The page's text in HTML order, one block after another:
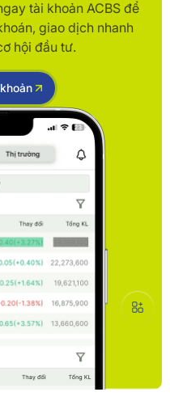
tài khoản ACBS để
giao dịch nhanh
hội đầu tư.